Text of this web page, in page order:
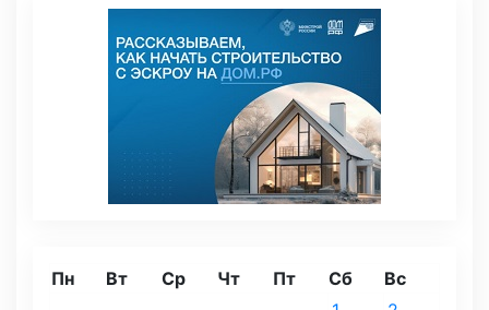
Пн Вт Ср Чт Пт Сб Вс